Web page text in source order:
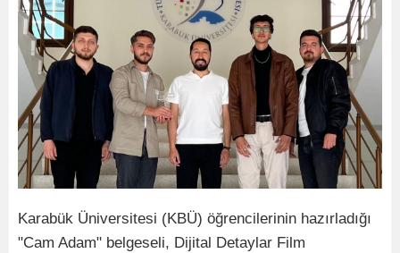
Karabük Üniversitesi (KBÜ) öğrencilerinin hazırladığı
"Cam Adam" belgeseli, Dijital Detaylar Film